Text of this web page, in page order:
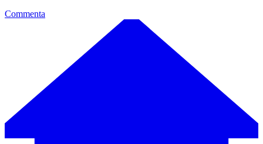
Commenta